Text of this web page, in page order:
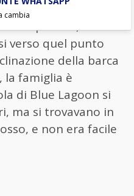
il caos: “I
superiore, in un
verso quel punto
della barca
la famiglia è
di Blue Lagoon si
ma si trovavano in
e non era facile
cambia